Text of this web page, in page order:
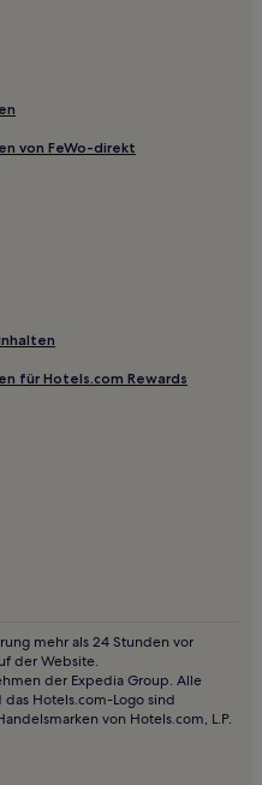
von FeWo-direkt
für Hotels.com Rewards
mehr als 24 Stunden vor
der Website.
der Expedia Group. Alle
Hotels.com-Logo sind
von Hotels.com, L.P.